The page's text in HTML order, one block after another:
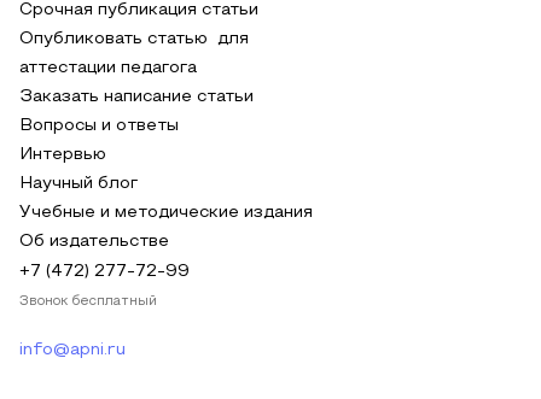
Срочная публикация статьи
Опубликовать статью для
аттестации педагога
Заказать написание статьи
Вопросы и ответы
Интервью
Научный блог
Учебные и методические издания
Об издательстве
+7 (472) 277-72-99
Звонок бесплатный
info@apni.ru